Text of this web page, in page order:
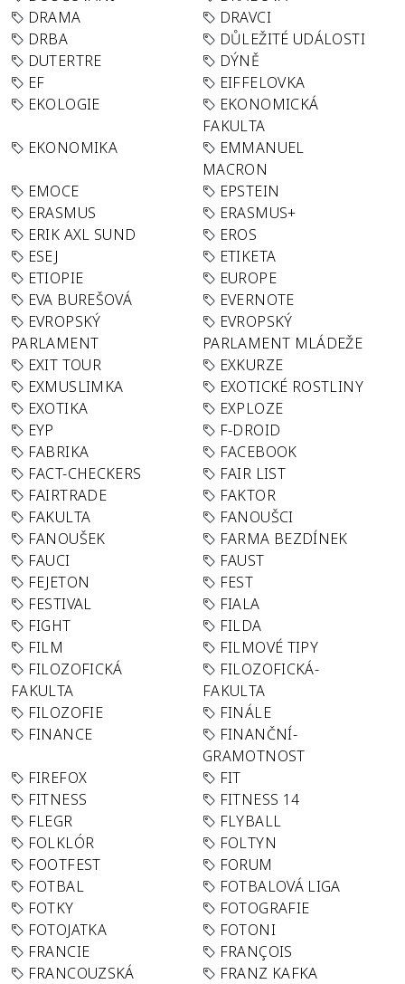
DRAMA
DRAVCI
DRBA
DŮLEŽITÉ UDÁLOSTI
DUTERTRE
DÝNĚ
EF
EIFFELOVKA
EKOLOGIE
EKONOMICKÁ
FAKULTA
EKONOMIKA
EMMANUEL
MACRON
EMOCE
EPSTEIN
ERASMUS
ERASMUS+
ERIK AXL SUND
EROS
ESEJ
ETIKETA
ETIOPIE
EUROPE
EVA BUREŠOVÁ
EVERNOTE
EVROPSKÝ
PARLAMENT
EVROPSKÝ
PARLAMENT MLÁDEŽE
EXIT TOUR
EXKURZE
EXMUSLIMKA
EXOTICKÉ ROSTLINY
EXOTIKA
EXPLOZE
EYP
F-DROID
FABRIKA
FACEBOOK
FACT-CHECKERS
FAIR LIST
FAIRTRADE
FAKTOR
FAKULTA
FANOUŠCI
FANOUŠEK
FARMA BEZDÍNEK
FAUCI
FAUST
FEJETON
FEST
FESTIVAL
FIALA
FIGHT
FILDA
FILM
FILMOVÉ TIPY
FILOZOFICKÁ
FAKULTA
FILOZOFICKÁ-
FAKULTA
FILOZOFIE
FINÁLE
FINANCE
FINANČNÍ-
GRAMOTNOST
FIREFOX
FIT
FITNESS
FITNESS 14
FLEGR
FLYBALL
FOLKLÓR
FOLTYN
FOOTFEST
FORUM
FOTBAL
FOTBALOVÁ LIGA
FOTKY
FOTOGRAFIE
FOTOJATKA
FOTONI
FRANCIE
FRANÇOIS
FRANCOUZSKÁ
FRANZ KAFKA